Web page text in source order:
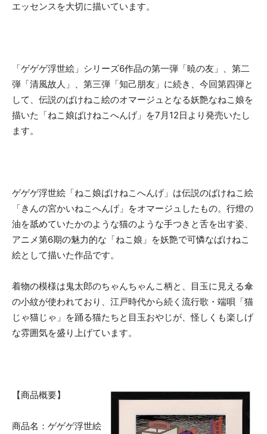
エッセンスを大切に描いています。
「ゲゲゲ浮世絵」シリーズ6作品の第一弾「暁の友」、第二
弾「清風故人」、第三弾「知己朋友」に続き、今回第四弾と
して、伝説のばけねこ絵のオマージュとなる妖艶なねこ娘を
描いた「ねこ娘ばけねこへんげ」を7月12日より発売いたし
ます。
ゲゲゲ浮世絵「ねこ娘ばけねこへんげ」は伝説のばけねこ絵
「きんの宮かいねこへんげ」をオマージュしたもの。行燈の
油を舐めていたかのような猫のような手つきと舌を出す姿、
アニメ第6期の魅力的な「ねこ娘」を妖艶で可憐なばけねこ
絵として描いた作品です。
着物の模様は鬼太郎のちゃんちゃんこ柄と、目玉に見える傘
の小紋が使われており、江戸時代から続く流行歌・端唄「猫
じゃ猫じゃ」を踊る猫たちと目玉おやじが、怪しくも楽しげ
な雰囲気を盛り上げています。
【商品概要】
商品名：ゲゲゲ浮世絵